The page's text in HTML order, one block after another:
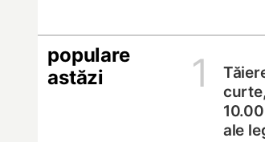
populare
astăzi
1
ale